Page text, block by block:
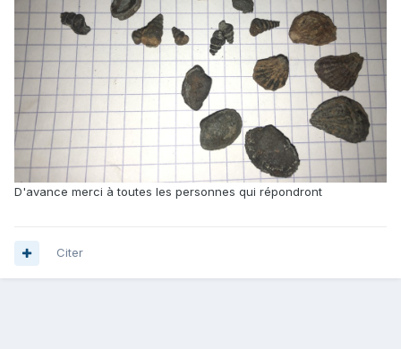
D'avance merci à toutes les personnes qui répondront
Citer